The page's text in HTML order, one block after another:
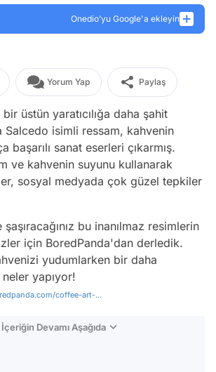
Onedio’yu Google'a ekleyin
Yorum Yap Paylaş
üstün yaratıcılığa daha şahit
Salcedo isimli ressam, kahvenin
başarılı sanat eserleri çıkarmış.
ve kahvenin suyunu kullanarak
sosyal medyada çok güzel tepkiler
bu inanılmaz resimlerin
için BoredPanda'dan derledik.
yudumlarken bir daha
yapıyor!
coffee-art-...
İçeriğin Devamı Aşağıda